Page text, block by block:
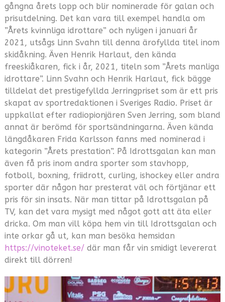
gångna årets lopp och blir nominerade för galan och
prisutdelning. Det kan vara till exempel handla om
”Årets kvinnliga idrottare” och nyligen i januari år
2021, utsågs Linn Svahn till denna ärofyllda titel inom
skidåkning. Även Henrik Harlaut, den kända
freeskiåkaren, fick i år, 2021, titeln som ”Årets manliga
idrottare”. Linn Svahn och Henrik Harlaut, fick bägge
tilldelat det prestigefyllda Jerringpriset som är ett pris
skapat av sportredaktionen i Sveriges Radio. Priset är
uppkallat efter radiopionjären Sven Jerring, som bland
annat är berömd för sportsändningarna. Även kända
längdåkaren Frida Karlsson fanns med nominerad i
kategorin ”Årets prestation”. På Idrottsgalan kan man
även få pris inom andra sporter som stavhopp,
fotboll, boxning, friidrott, curling, ishockey eller andra
sporter där någon har presterat väl och förtjänar ett
pris för sin insats. När man tittar på Idrottsgalan på
TV, kan det vara mysigt med något gott att äta eller
dricka. Om man vill köpa hem vin till Idrottsgalan och
inte orkar gå ut, kan man besöka hemsidan
https://vinoteket.se/där man får vin smidigt levererat
direkt till dörren!